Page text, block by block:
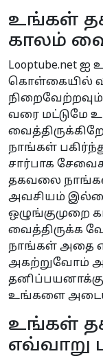
உங்கள்
காலம்
Looptube.net
கொள்கையில்
வரை மட்டுமே
நாங்கள்
சார்பாக
தகவலை
அவசியம்
ஒழுங்குமுறை
வைத்திருக்க
நாங்கள் அதை
அகற்றுவோம்
உங்களை
உங்கள்
எவ்வாறு